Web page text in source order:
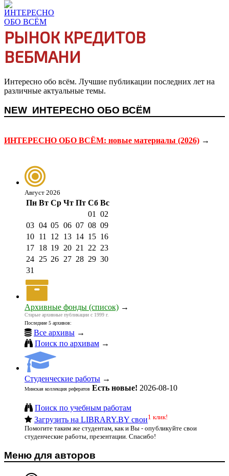
РЫНОК КРЕДИТОВ
ВЕБМАНИ
Интересно обо всём. Лучшие публикации последних лет на
различные актуальные темы.
NEW ИНТЕРЕСНО ОБО ВСЁМ
ИНТЕРЕСНО ОБО ВСЁМ: новые материалы (2026) →
Август 2026
Пн Вт Ср Чт Пт Сб Вс
01
02
03 04 05 06 07 08 09
10 11 12 13 14 15 16
17 18 19 20 21 22 23
24 25 26 27 28 29 30
31
Архивные фонды (список) →
Старые архивные публикации с 1999 г.
Последние 5 архивов:
Все архивы →
Поиск по архивам →
Студенческие работы →
Минская коллекция рефератов Есть новые! 2026-08-10
Поиск по учебным работам
Загрузить на LIBRARY.BY свои1 клик!
Помогите таким же студентам, как и Вы - опубликуйте свои
студенческие работы, презентации. Спасибо!
Меню для авторов